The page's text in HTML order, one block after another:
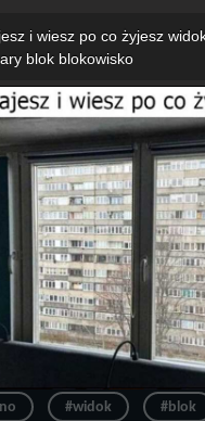
i wiesz po co żyjesz
blok blokowisko
#widok #blok